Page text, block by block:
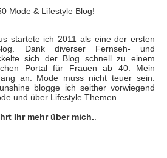
Mode & Lifestyle Blog!
startete ich 2011 als eine der ersten
Dank diverser Fernseh- und
sich der Blog schnell zu einem
Portal für Frauen ab 40. Mein
an: Mode muss nicht teuer sein.
blogge ich seither vorwiegend
und über Lifestyle Themen.
Ihr mehr über mich..